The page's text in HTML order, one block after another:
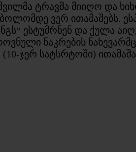
ტრავმა მიიღო და
ვერ ითამაშებს.
ესტუმრნენ და ქულა
ნაკრების
(10-ჯერ სატსრტოში)